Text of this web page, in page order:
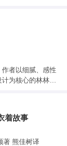
周，加利亚诺因
Christian Dior扫
妃穿上了McQuee
品牌所有者们联
都会艺术博物馆成
公司们赚得盆满
昆和加利亚诺的
梳理了高级时装
及拯救它的人们
。关键词三，“守
囊相助，把自己多
，尤其是《格
是金句，都是男士
装会说话。实际上
见它们，也许是
思深入了解经典
总结出的守则，
义者的美学理论
、Lucia Allais 、I
知名设计师，并
行了说明和探讨。
作者以细腻、感性
为核心的林林总
的运作、消费者
读者在赏心悦目
帝国的相关秘
着故事
著 熊佳树译